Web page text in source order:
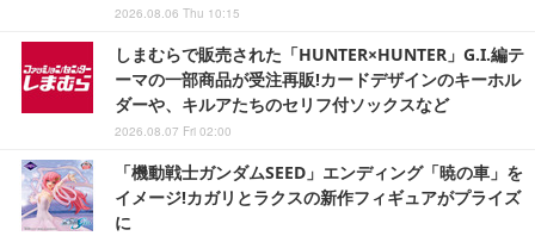
2026.08.06 Thu 10:15
しまむらで販売された「HUNTER×HUNTER」G.I.編テ
ーマの一部商品が受注再販!カードデザインのキーホル
ダーや、キルアたちのセリフ付ソックスなど
2026.08.07 Fri 02:00
「機動戦士ガンダムSEED」エンディング「暁の車」を
イメージ!カガリとラクスの新作フィギュアがプライズ
に